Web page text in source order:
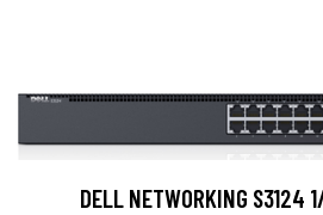
DELL NETWORKING S3124